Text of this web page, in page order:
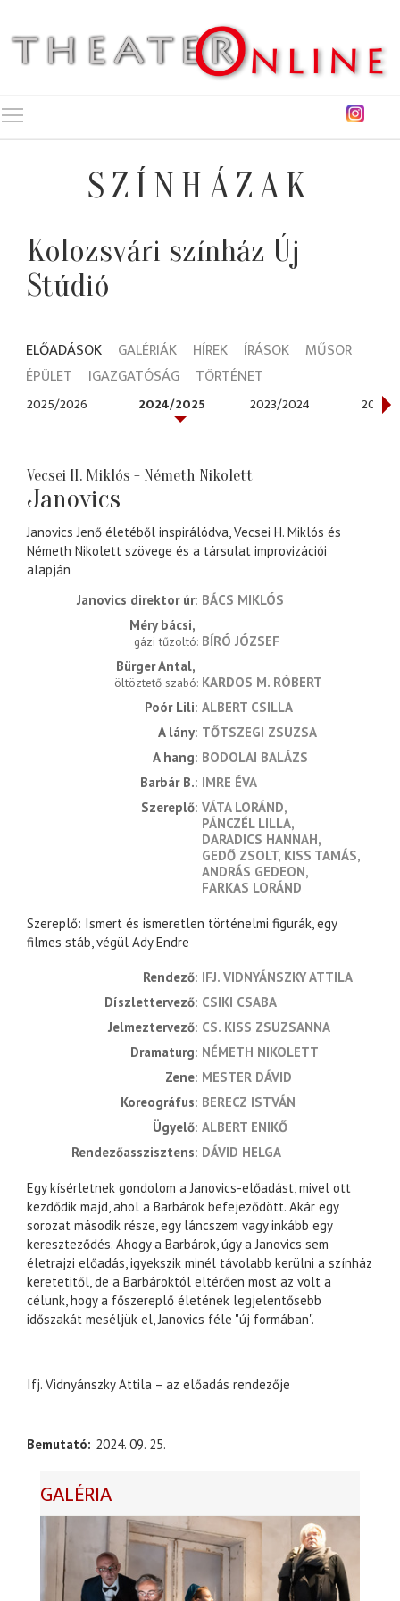
SZÍNHÁZAK
Kolozsvári színház Új
Stúdió
ELŐADÁSOK GALÉRIÁK HÍREK ÍRÁSOK
MŰSOR
ÉPÜLET
IGAZGATÓSÁG TÖRTÉNET
2025/2026 2024/2025 2023/2024 2022/
Vecsei H. Miklós - Németh Nikolett
Janovics
Janovics Jenő életéből inspirálódva, Vecsei H. Miklós és
Németh Nikolett szövege és a társulat improvizációi
alapján
Janovics direktor úr BÁCS MIKLÓS
Méry bácsi
gázi tűzoltó BÍRÓ JÓZSEF
Bürger Antal
öltöztető szabó KARDOS M. RÓBERT
Poór Lili ALBERT CSILLA
A lány TŐTSZEGI ZSUZSA
A hang BODOLAI BALÁZS
Barbár B. IMRE ÉVA
Szereplő VÁTA LORÁND
PÁNCZÉL LILLA
DARADICS HANNAH
GEDŐ ZSOLT KISS TAMÁS
ANDRÁS GEDEON
FARKAS LORÁND
Szereplő: Ismert és ismeretlen történelmi figurák, egy
filmes stáb, végül Ady Endre
rendező IFJ. VIDNYÁNSZKY ATTILA
díszlettervező CSIKI CSABA
jelmeztervező CS. KISS ZSUZSANNA
dramaturg NÉMETH NIKOLETT
zene MESTER DÁVID
koreográfus BERECZ ISTVÁN
ügyelő ALBERT ENIKŐ
rendezőasszisztens DÁVID HELGA
Egy kísérletnek gondolom a Janovics-előadást, mivel ott
kezdődik majd, ahol a Barbárok befejeződött. Akár egy
sorozat második része, egy láncszem vagy inkább egy
kereszteződés. Ahogy a Barbárok, úgy a Janovics sem
életrajzi előadás, igyekszik minél távolabb kerülni a színház
keretetitől, de a Barbároktól eltérően most az volt a
célunk, hogy a főszereplő életének legjelentősebb
időszakát meséljük el, Janovics féle "új formában".
Ifj. Vidnyánszky Attila – az előadás rendezője
Bemutató 2024. 09. 25.
GALÉRIA